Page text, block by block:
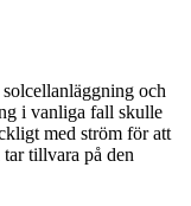
och
i vanliga fall skulle
med ström för att
tillvara på den